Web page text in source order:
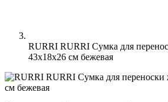
RURRI RURRI Сумка для
43х18х26 см бежевая